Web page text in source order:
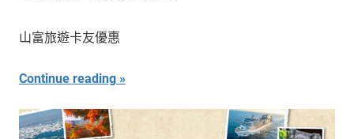
山富旅遊卡友優惠
Continue reading